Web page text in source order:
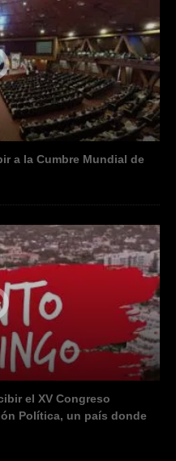
a la Cumbre Mundial de
el XV Congreso
Política, un país donde